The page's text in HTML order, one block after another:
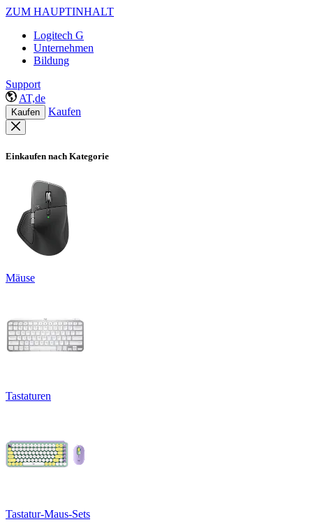
ZUM HAUPTINHALT
Logitech G
Unternehmen
Bildung
Support
AT,de
Kaufen Kaufen
Einkaufen nach Kategorie
Mäuse
Tastaturen
Tastatur-Maus-Sets